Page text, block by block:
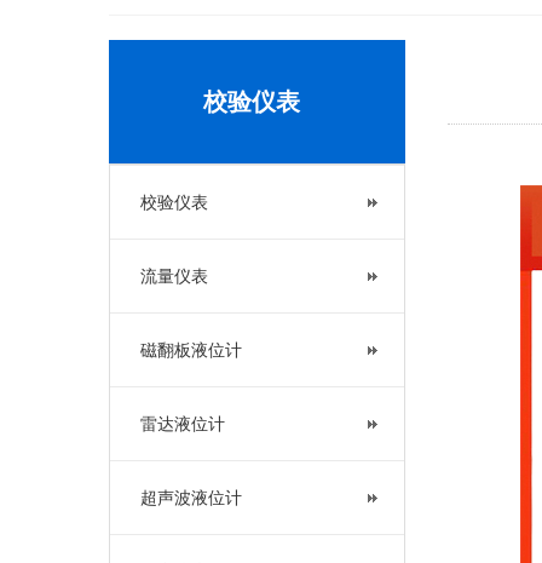
校验仪表
校验仪表
流量仪表
磁翻板液位计
雷达液位计
超声波液位计